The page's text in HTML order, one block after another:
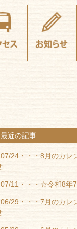
最近の記事
07/24・・・ 8月のカレ
07/11・・・ ☆令和8年
06/29・・・ 7月のカレ